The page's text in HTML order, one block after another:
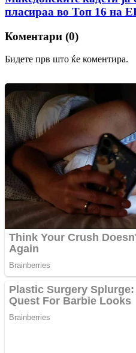
пласираа во Топ 16 на
Коментари (0)
Бидете прв што ќе коментира.